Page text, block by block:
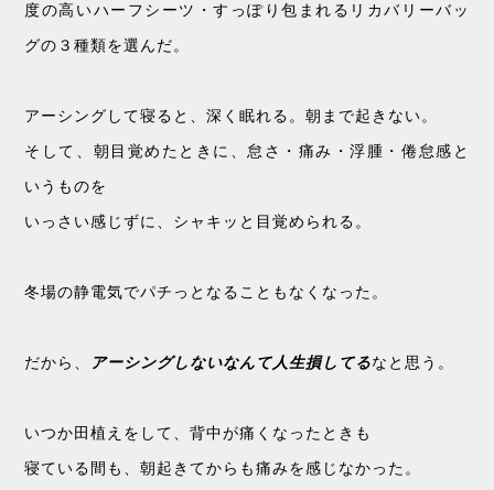
度の高いハーフシーツ・すっぽり包まれるリカバリーバッ
グの３種類を選んだ。
アーシングして寝ると、深く眠れる。朝まで起きない。
そして、朝目覚めたときに、怠さ・痛み・浮腫・倦怠感と
いうものを
いっさい感じずに、シャキッと目覚められる。
冬場の静電気でパチっとなることもなくなった。
だから、 アーシングしないなんて人生損してるなと思う。
いつか田植えをして、背中が痛くなったときも
寝ている間も、朝起きてからも痛みを感じなかった。